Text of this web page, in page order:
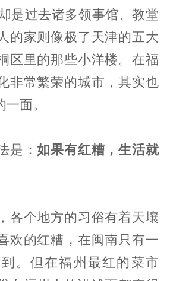
是过去诸多领事馆、教堂
的家则像极了天津的五大
区里的那些小洋楼。在福
非常繁荣的城市，其实也
面。
是：如果有红糟，生活就
各个地方的习俗有着天壤
欢的红糟，在闽南只有一
。但在福州最红的菜市